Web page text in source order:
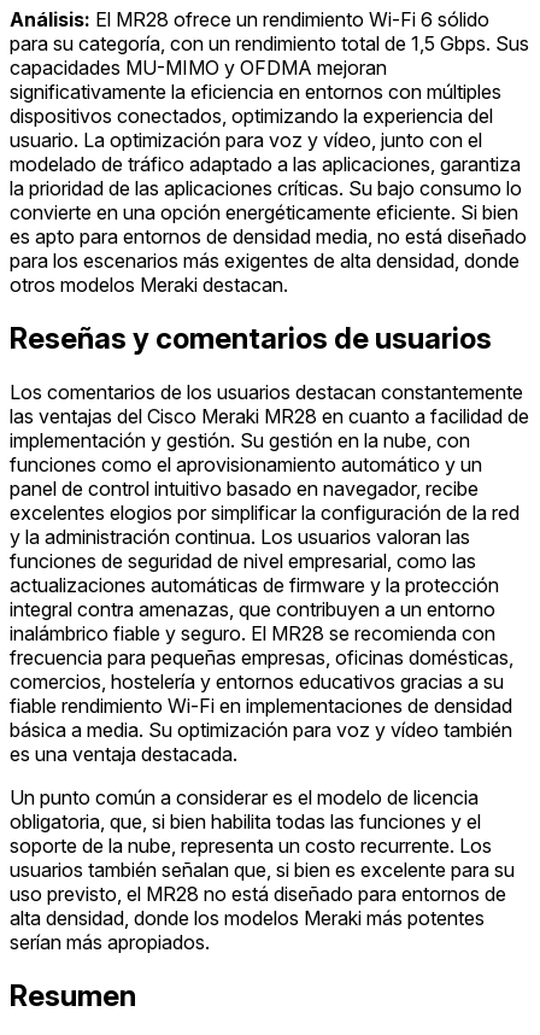
Análisis: El MR28 ofrece un rendimiento Wi-Fi 6 sólido
para su categoría, con un rendimiento total de 1,5 Gbps. Sus
capacidades MU-MIMO y OFDMA mejoran
significativamente la eficiencia en entornos con múltiples
dispositivos conectados, optimizando la experiencia del
usuario. La optimización para voz y vídeo, junto con el
modelado de tráfico adaptado a las aplicaciones, garantiza
la prioridad de las aplicaciones críticas. Su bajo consumo lo
convierte en una opción energéticamente eficiente. Si bien
es apto para entornos de densidad media, no está diseñado
para los escenarios más exigentes de alta densidad, donde
otros modelos Meraki destacan.
Reseñas y comentarios de usuarios
Los comentarios de los usuarios destacan constantemente
las ventajas del Cisco Meraki MR28 en cuanto a facilidad de
implementación y gestión. Su gestión en la nube, con
funciones como el aprovisionamiento automático y un
panel de control intuitivo basado en navegador, recibe
excelentes elogios por simplificar la configuración de la red
y la administración continua. Los usuarios valoran las
funciones de seguridad de nivel empresarial, como las
actualizaciones automáticas de firmware y la protección
integral contra amenazas, que contribuyen a un entorno
inalámbrico fiable y seguro. El MR28 se recomienda con
frecuencia para pequeñas empresas, oficinas domésticas,
comercios, hostelería y entornos educativos gracias a su
fiable rendimiento Wi-Fi en implementaciones de densidad
básica a media. Su optimización para voz y vídeo también
es una ventaja destacada.
Un punto común a considerar es el modelo de licencia
obligatoria, que, si bien habilita todas las funciones y el
soporte de la nube, representa un costo recurrente. Los
usuarios también señalan que, si bien es excelente para su
uso previsto, el MR28 no está diseñado para entornos de
alta densidad, donde los modelos Meraki más potentes
serían más apropiados.
Resumen